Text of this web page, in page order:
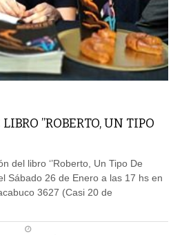
’’ROBERTO, UN TIPO
del libro ‘’Roberto, Un Tipo De
Sábado 26 de Enero a las 17 hs en
3627 (Casi 20 de